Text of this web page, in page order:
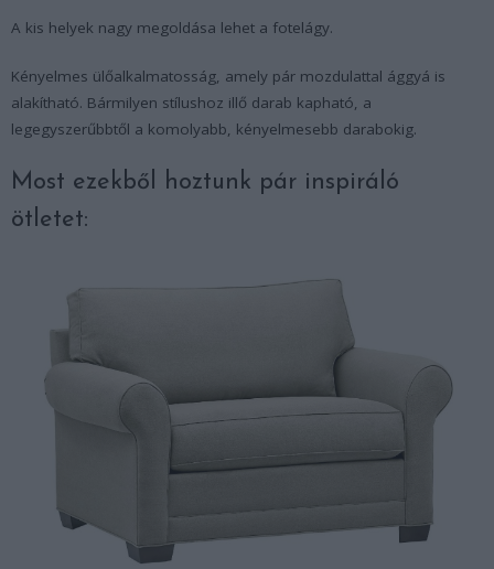
A kis helyek nagy megoldása lehet a fotelágy.
Kényelmes ülőalkalmatosság, amely pár mozdulattal ággyá is
alakítható. Bármilyen stílushoz illő darab kapható, a
legegyszerűbbtől a komolyabb, kényelmesebb darabokig.
Most ezekből hoztunk pár inspiráló
ötletet: